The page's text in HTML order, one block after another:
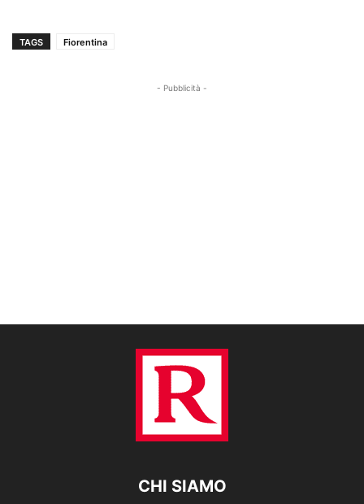
TAGS Fiorentina
- Pubblicità -
CHI SIAMO